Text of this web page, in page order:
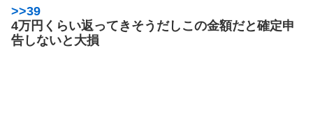
>>39
4万円くらい返ってきそうだしこの金額だと確定申
告しないと大損